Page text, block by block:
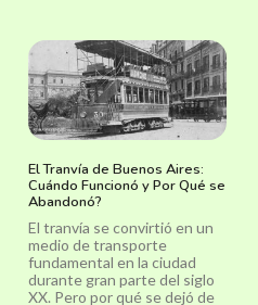
El Tranvía de Buenos Aires:
Cuándo Funcionó y Por Qué se
Abandonó?
El tranvía se convirtió en un
medio de transporte
fundamental en la ciudad
durante gran parte del siglo
XX. Pero por qué se dejó de